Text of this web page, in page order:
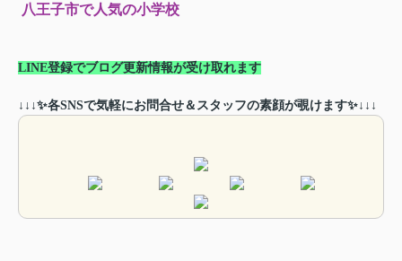
八王子市で人気の小学校
LINE登録でブログ更新情報が受け取れます
↓↓↓✨各SNSで気軽にお問合せ＆スタッフの素顔が覗けます✨↓↓↓